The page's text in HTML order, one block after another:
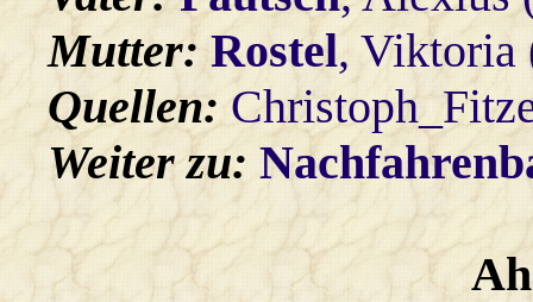
Mutter:Rostel, Viktoria
Quellen:
Weiter zu: